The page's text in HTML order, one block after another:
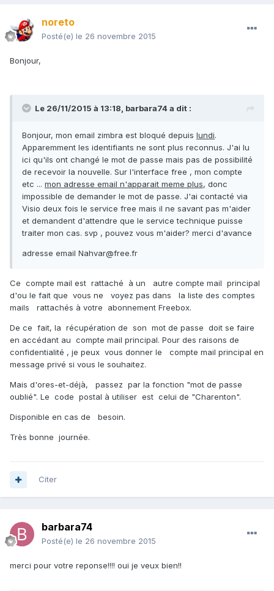
noreto
Posté(e) le 26 novembre 2015
Bonjour,
Le 26/11/2015 à 13:18, barbara74 a dit :
Bonjour, mon email zimbra est bloqué depuis lundi.
Apparemment les identifiants ne sont plus reconnus. J'ai lu
ici qu'ils ont changé le mot de passe mais pas de possibilité
de recevoir la nouvelle. Sur l'interface free , mon compte
etc ... mon adresse email n'apparait meme plus, donc
impossible de demander le mot de passe. J'ai contacté via
Visio deux fois le service free mais il ne savant pas m'aider
et demandent d'attendre que le service technique puisse
traiter mon cas. svp , pouvez vous m'aider? merci d'avance
adresse email Nahvar@free.fr
Ce compte mail est rattaché à un autre compte mail principal
d'ou le fait que vous ne voyez pas dans la liste des comptes
mails rattachés à votre abonnement Freebox.
De ce fait, la récupération de son mot de passe doit se faire
en accédant au compte mail principal. Pour des raisons de
confidentialité , je peux vous donner le compte mail principal en
message privé si vous le souhaitez.
Mais d'ores-et-déjà, passez par la fonction "mot de passe
oublié". Le code postal à utiliser est celui de "Charenton".
Disponible en cas de besoin.
Très bonne journée.
Citer
barbara74
Posté(e) le 26 novembre 2015
merci pour votre reponse!!!! oui je veux bien!!